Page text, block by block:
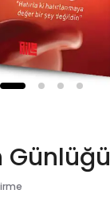
Günlüğü